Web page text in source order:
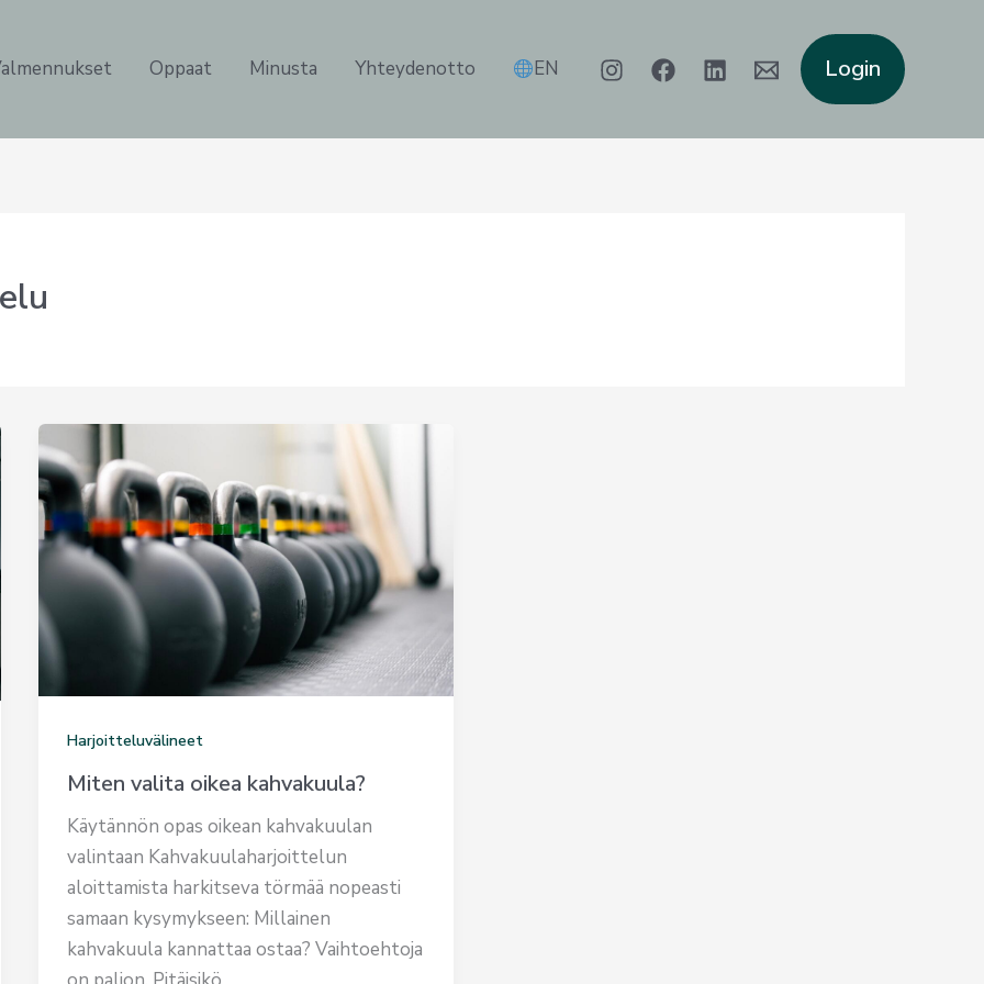
Oppaat Minusta Yhteydenotto EN Login
Harjoitteluvälineet
Miten valita oikea kahvakuula?
Käytännön opas oikean kahvakuulan
valintaan Kahvakuulaharjoittelun
aloittamista harkitseva törmää nopeasti
samaan kysymykseen: Millainen
kahvakuula kannattaa ostaa? Vaihtoehtoja